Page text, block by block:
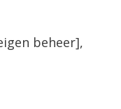
beheer],